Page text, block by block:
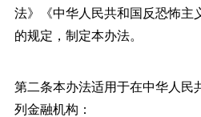
法》《中华人民共和国反恐怖主
的规定，制定本办法。
第二条本办法适用于在中华人民
列金融机构：